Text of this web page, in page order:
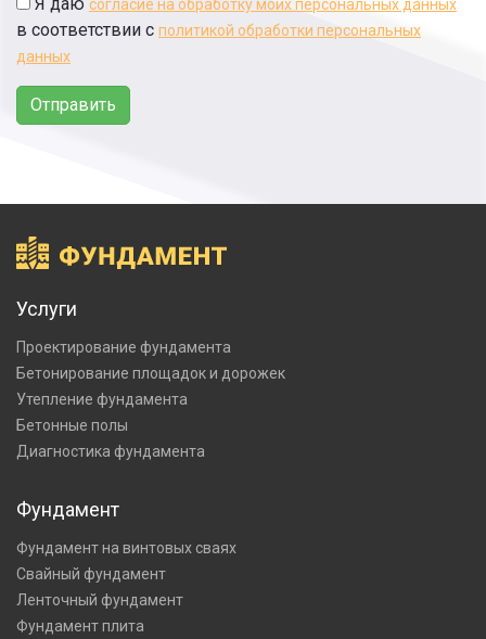
согласие на обработку моих персональных данных
в соответствии с политикой обработки персональных
данных
Отправить
Услуги
Проектирование фундамента
Бетонирование площадок и дорожек
Утепление фундамента
Бетонные полы
Диагностика фундамента
Фундамент
Фундамент на винтовых сваях
Свайный фундамент
Ленточный фундамент
Фундамент плита